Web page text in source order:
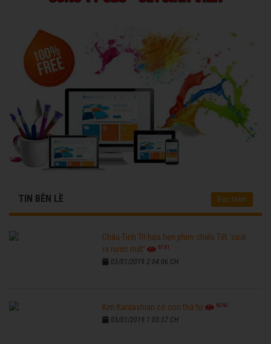
TIN BÊN LỀ Đọc thêm
Châu Tinh Trì hứa hẹn phim chiếu Tết 'cười
ra nước mắt'
6761
03/01/2019 2:04:06 CH
Kim Kardashian có con thứ tư 6260
03/01/2019 1:03:37 CH